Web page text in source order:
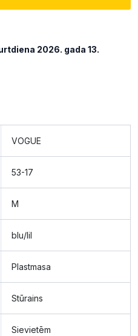
2026. gada 13.
VOGUE
53-17
M
blu/lil
Plastmasa
Stūrains
Sievietēm